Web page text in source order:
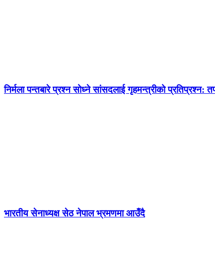
निर्मला पन्तबारे प्रश्न सोध्ने सांसदलाई गृहमन्त्रीको प्रतिप्रश्न:
भारतीय सेनाध्यक्ष सेठ नेपाल भ्रमणमा आउँदै